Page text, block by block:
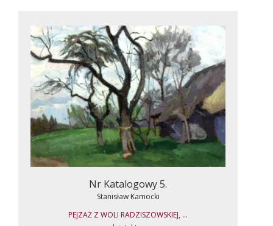
Nr Katalogowy 5.
Stanisław Kamocki
PEJZAŻ Z WOLI RADZISZOWSKIEJ, ...